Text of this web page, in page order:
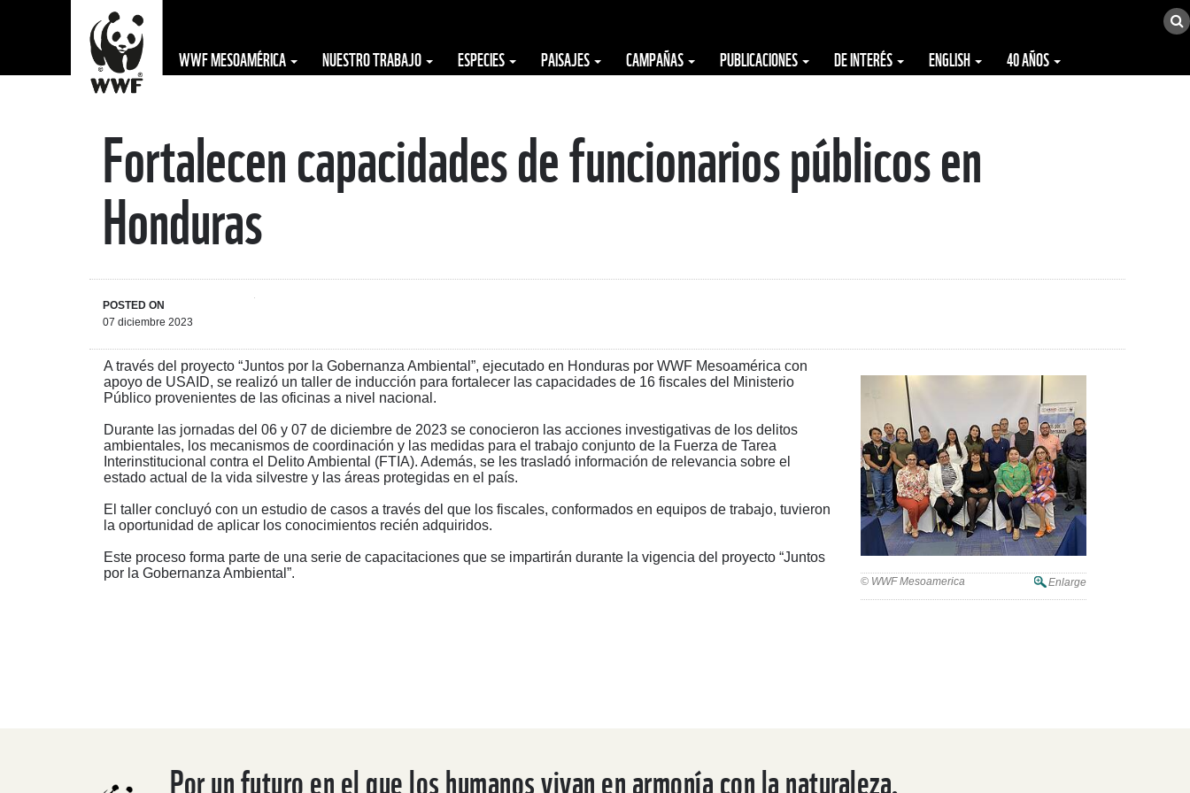
The WWF is run
at a local level
by the following
offices...
WWF MESOAMÉRICA NUESTRO TRABAJO ESPECIES PAISAJES CAMPAÑAS PUBLICACIONES DE INTERÉS ENGLISH 40 AÑOS
Fortalecen capacidades de funcionarios públicos en
Honduras
POSTED ON
07 diciembre 2023
A través del proyecto “Juntos por la Gobernanza Ambiental”, ejecutado en Honduras por WWF Mesoamérica con
apoyo de USAID, se realizó un taller de inducción para fortalecer las capacidades de 16 fiscales del Ministerio
Público provenientes de las oficinas a nivel nacional.
Durante las jornadas del 06 y 07 de diciembre de 2023 se conocieron las acciones investigativas de los delitos
ambientales, los mecanismos de coordinación y las medidas para el trabajo conjunto de la Fuerza de Tarea
Interinstitucional contra el Delito Ambiental (FTIA). Además, se les trasladó información de relevancia sobre el
estado actual de la vida silvestre y las áreas protegidas en el país.
El taller concluyó con un estudio de casos a través del que los fiscales, conformados en equipos de trabajo, tuvieron
la oportunidad de aplicar los conocimientos recién adquiridos.
Este proceso forma parte de una serie de capacitaciones que se impartirán durante la vigencia del proyecto “Juntos
por la Gobernanza Ambiental”.
© WWF Mesoamerica Enlarge
Por un futuro en el que los humanos vivan en armonía con la naturaleza.